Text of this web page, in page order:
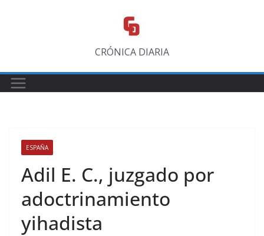
CRÓNICA DIARIA
ESPAÑA
Adil E. C., juzgado por
adoctrinamiento
yihadista